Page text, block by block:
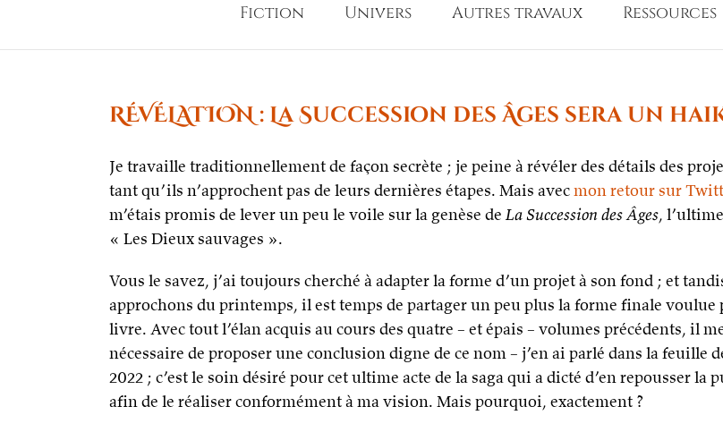
Fiction Univers Autres travaux Ressources
RÉVÉLATION : La Succession des Âges sera un
Je travaille traditionnellement de façon secrète ; je peine à révéler des détails des
tant qu’ils n’approchent pas de leurs dernières étapes. Mais avecmon retour sur
m’étais promis de lever un peu le voile sur la genèse de La Succession des Âges,
« Les Dieux sauvages ».
Vous le savez, j’ai toujours cherché à adapter la forme d’un projet à son fond ; et
approchons du printemps, il est temps de partager un peu plus la forme finale voulue
livre. Avec tout l’élan acquis au cours des quatre – et épais – volumes précédents, il
nécessaire de proposer une conclusion digne de ce nom – j’en ai parlé dans la feuille
2022 ; c’est le soin désiré pour cet ultime acte de la saga qui a dicté d’en repousser la
afin de le réaliser conformément à ma vision. Mais pourquoi, exactement ?